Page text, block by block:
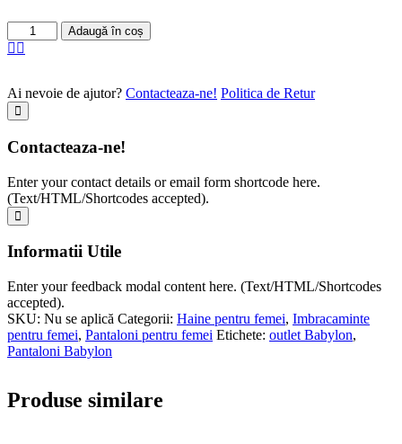
Adaugă în coș
Ai nevoie de ajutor? Contacteaza-ne! Politica de Retur
Contacteaza-ne!
Enter your contact details or email form shortcode here.
(Text/HTML/Shortcodes accepted).
Informatii Utile
Enter your feedback modal content here. (Text/HTML/Shortcodes
accepted).
SKU: Nu se aplică Categorii: Haine pentru femei, Imbracaminte
pentru femei, Pantaloni pentru femei Etichete: outlet Babylon,
Pantaloni Babylon
Produse similare